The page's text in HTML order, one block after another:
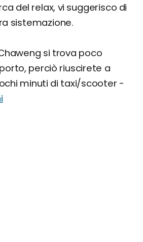
del relax, vi suggerisco di
sistemazione.
si trova poco
perciò riuscirete a
minuti di taxi/scooter -